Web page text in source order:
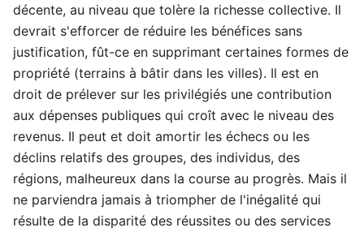
décente, au niveau que tolère la richesse collective. Il
devrait s'efforcer de réduire les bénéfices sans
justification, fût-ce en supprimant certaines formes de
propriété (terrains à bâtir dans les villes). Il est en
droit de prélever sur les privilégiés une contribution
aux dépenses publiques qui croît avec le niveau des
revenus. Il peut et doit amortir les échecs ou les
déclins relatifs des groupes, des individus, des
régions, malheureux dans la course au progrès. Mais il
ne parviendra jamais à triompher de l'inégalité qui
résulte de la disparité des réussites ou des services